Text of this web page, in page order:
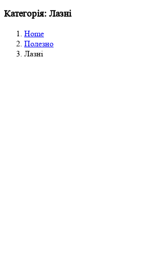
Категорія: Лазні
Home
Полезно
Лазні